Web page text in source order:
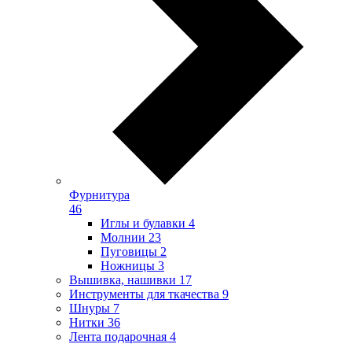
Фурнитура
46
Иглы и булавки 4
Молнии 23
Пуговицы 2
Ножницы 3
Вышивка, нашивки 17
Инструменты для ткачества 9
Шнуры 7
Нитки 36
Лента подарочная 4